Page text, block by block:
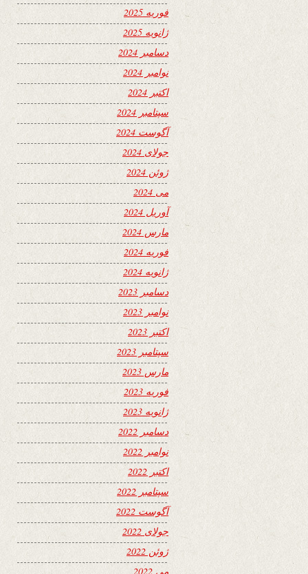
فوریه 2025
ژانویه 2025
دسامبر 2024
نوامبر 2024
اکتبر 2024
سپتامبر 2024
آگوست 2024
جولای 2024
ژوئن 2024
می 2024
آوریل 2024
مارس 2024
فوریه 2024
ژانویه 2024
دسامبر 2023
نوامبر 2023
اکتبر 2023
سپتامبر 2023
مارس 2023
فوریه 2023
ژانویه 2023
دسامبر 2022
نوامبر 2022
اکتبر 2022
سپتامبر 2022
آگوست 2022
جولای 2022
ژوئن 2022
می 2022